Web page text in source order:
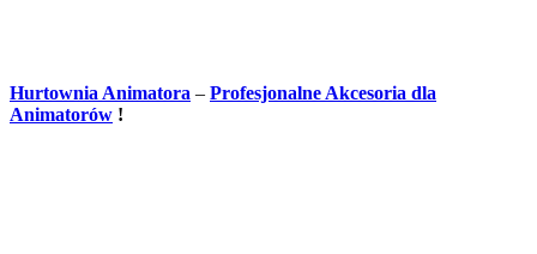
Hurtownia Animatora – Profesjonalne Akcesoria dla
Animatorów !